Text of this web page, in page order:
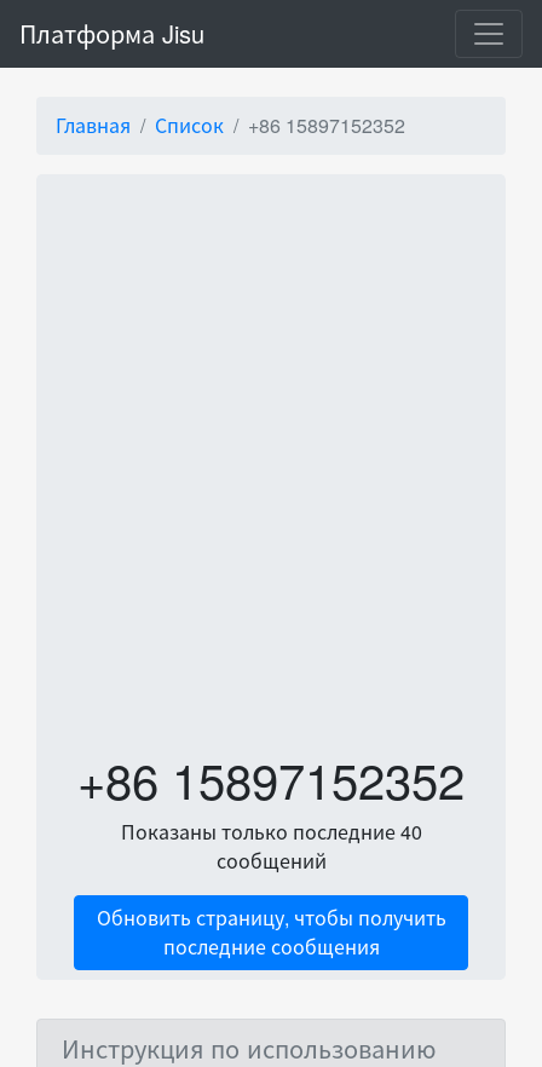
Платформа Jisu
Главная Список +86 15897152352
+86 15897152352
Показаны только последние 40
сообщений
Обновить страницу, чтобы получить
последние сообщения
Инструкция по использованию